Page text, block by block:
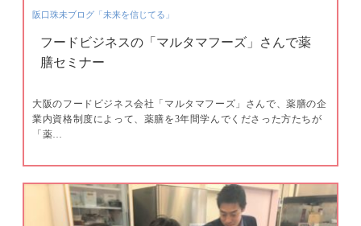
阪口珠未ブログ「未来を信じてる」
フードビジネスの「マルタマフーズ」さんで薬
膳セミナー
大阪のフードビジネス会社「マルタマフーズ」さんで、薬膳の企
業内資格制度によって、薬膳を3年間学んでくださった方たちが
「薬…